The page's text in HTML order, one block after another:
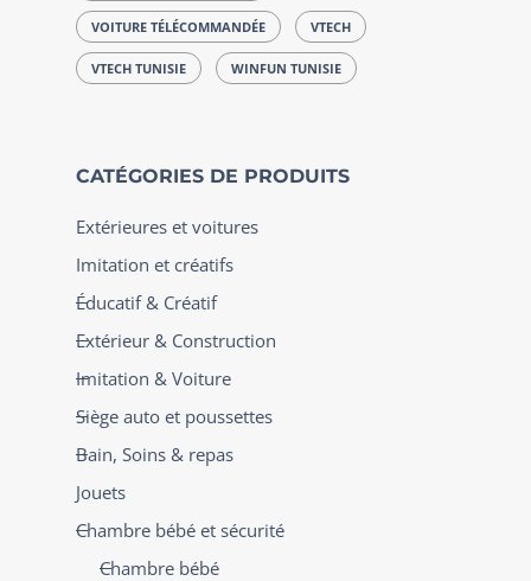
VOITURE TÉLÉCOMMANDÉE VTECH
VTECH TUNISIE WINFUN TUNISIE
CATÉGORIES DE PRODUITS
Extérieures et voitures
Imitation et créatifs
Éducatif & Créatif
Extérieur & Construction
Imitation & Voiture
Siège auto et poussettes
Bain, Soins & repas
Jouets
Chambre bébé et sécurité
Chambre bébé